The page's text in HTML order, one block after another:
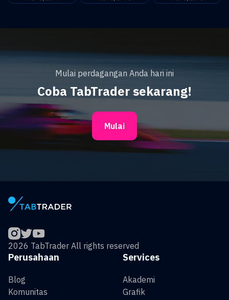
Mulai perdagangan Anda hari ini
Coba TabTrader sekarang!
Mulai
2026 TabTrader All rights reserved
Services
Akademi
Grafik
Perusahaan
Blog
Komunitas